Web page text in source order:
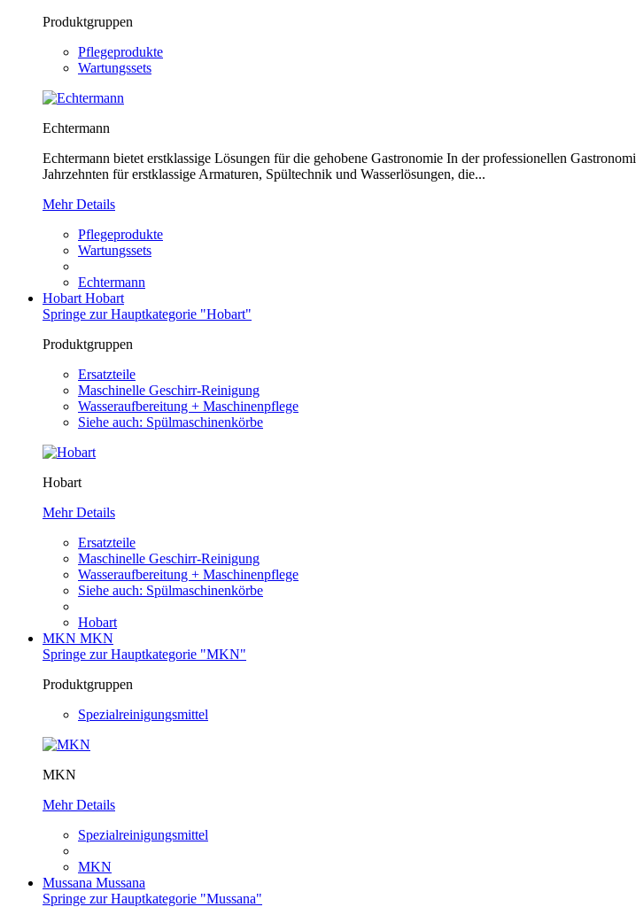
Produktgruppen
Pflegeprodukte
Wartungssets
Echtermann
Echtermann bietet erstklassige Lösungen für die gehobene Gastronomie In der professionellen
Jahrzehnten für erstklassige Armaturen, Spültechnik und Wasserlösungen, die...
Mehr Details
Pflegeprodukte
Wartungssets
Echtermann
Hobart Hobart
Springe zur Hauptkategorie "Hobart"
Produktgruppen
Ersatzteile
Maschinelle Geschirr-Reinigung
Wasseraufbereitung + Maschinenpflege
Siehe auch: Spülmaschinenkörbe
Hobart
Mehr Details
Ersatzteile
Maschinelle Geschirr-Reinigung
Wasseraufbereitung + Maschinenpflege
Siehe auch: Spülmaschinenkörbe
Hobart
MKN MKN
Springe zur Hauptkategorie "MKN"
Produktgruppen
Spezialreinigungsmittel
MKN
Mehr Details
Spezialreinigungsmittel
MKN
Mussana Mussana
Springe zur Hauptkategorie "Mussana"